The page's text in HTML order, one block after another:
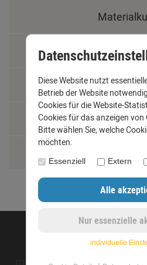
Jobs
Montage und
©opyright 2020 -
ified eCommerce
Diese Website nutzt
Betrieb der Website
Cookies für die Website-
Cookies für das anzeigen
Bitte wählen Sie, welche
möchten.
Essenziell Extern
individuelle